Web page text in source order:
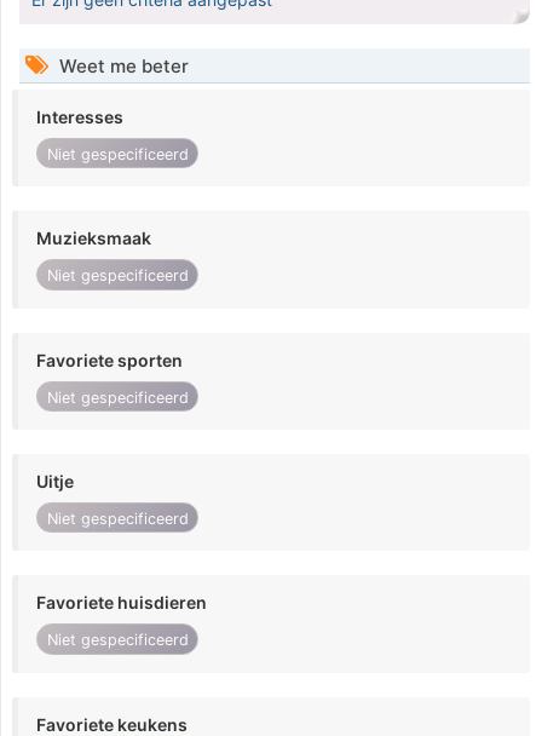
Weet me beter
Interesses
Niet gespecificeerd
Muzieksmaak
Niet gespecificeerd
Favoriete sporten
Niet gespecificeerd
Uitje
Niet gespecificeerd
Favoriete huisdieren
Niet gespecificeerd
Favoriete keukens